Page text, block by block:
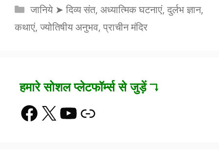
Categories
जानिये ➤ दिव्य संत, अध्यात्मिक घटनाएं, दुर्लभ ज्ञान,
कथाएं, ज्योतिषीय अनुभव, प्राचीन मंदिर
हमारे सोशल प्लेटफॉर्म्स से जुड़ें ↴
Facebook
X YouTube
Link